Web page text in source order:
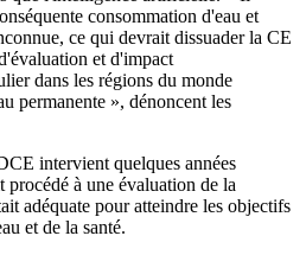
consommation d'eau et
ce qui devrait dissuader la CE
et d'impact
dans les régions du monde
permanente », dénoncent les
intervient quelques années
procédé à une évaluation de la
adéquate pour atteindre les objectifs
et de la santé.